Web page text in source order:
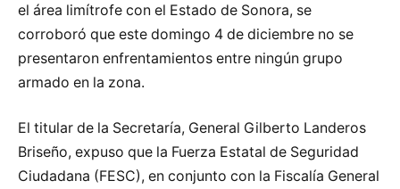
el área limítrofe con el Estado de Sonora, se
corroboró que este domingo 4 de diciembre no se
presentaron enfrentamientos entre ningún grupo
armado en la zona.
El titular de la Secretaría, General Gilberto Landeros
Briseño, expuso que la Fuerza Estatal de Seguridad
Ciudadana (FESC), en conjunto con la Fiscalía General